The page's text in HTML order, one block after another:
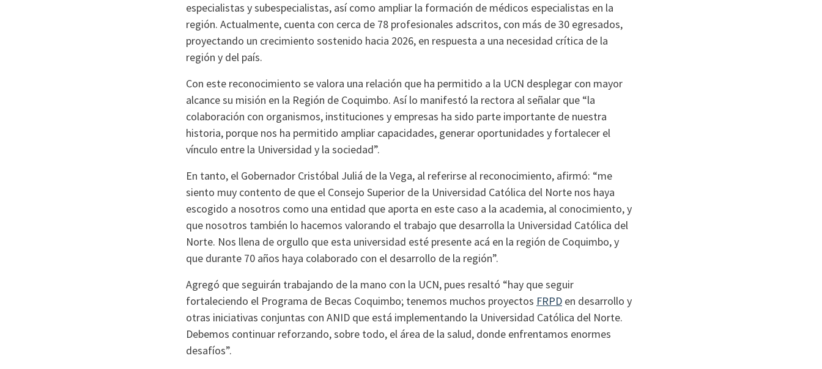
especialistas y subespecialistas, así como ampliar la formación de médicos especialistas en la
región. Actualmente, cuenta con cerca de 78 profesionales adscritos, con más de 30 egresados,
proyectando un crecimiento sostenido hacia 2026, en respuesta a una necesidad crítica de la
región y del país.
Con este reconocimiento se valora una relación que ha permitido a la UCN desplegar con mayor
alcance su misión en la Región de Coquimbo. Así lo manifestó la rectora al señalar que “la
colaboración con organismos, instituciones y empresas ha sido parte importante de nuestra
historia, porque nos ha permitido ampliar capacidades, generar oportunidades y fortalecer el
vínculo entre la Universidad y la sociedad”.
En tanto, el Gobernador Cristóbal Juliá de la Vega, al referirse al reconocimiento, afirmó: “me
siento muy contento de que el Consejo Superior de la Universidad Católica del Norte nos haya
escogido a nosotros como una entidad que aporta en este caso a la academia, al conocimiento, y
que nosotros también lo hacemos valorando el trabajo que desarrolla la Universidad Católica del
Norte. Nos llena de orgullo que esta universidad esté presente acá en la región de Coquimbo, y
que durante 70 años haya colaborado con el desarrollo de la región”.
Agregó que seguirán trabajando de la mano con la UCN, pues resaltó “hay que seguir
fortaleciendo el Programa de Becas Coquimbo; tenemos muchos proyectos FRPD en desarrollo y
otras iniciativas conjuntas con ANID que está implementando la Universidad Católica del Norte.
Debemos continuar reforzando, sobre todo, el área de la salud, donde enfrentamos enormes
desafíos”.